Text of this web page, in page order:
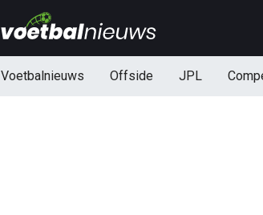
Voetbalnieuws Offside JPL